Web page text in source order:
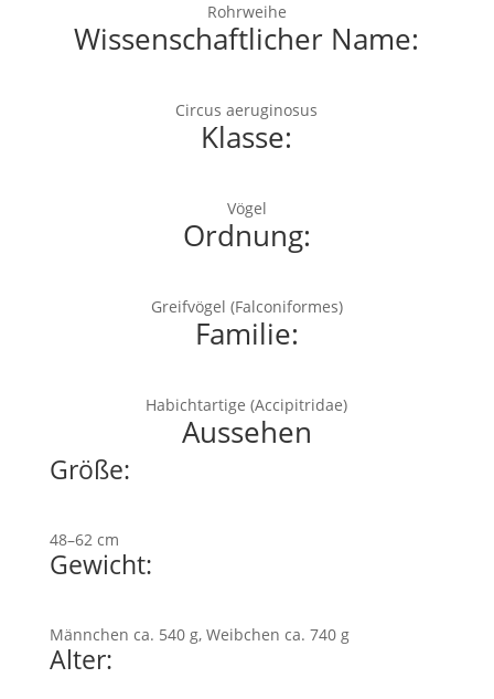
Rohrweihe
Wissenschaftlicher Name:
Circus aeruginosus
Klasse:
Vögel
Ordnung:
Greifvögel (Falconiformes)
Familie:
Habichtartige (Accipitridae)
Aussehen
Größe:
48–62 cm
Gewicht:
Männchen ca. 540 g, Weibchen ca. 740 g
Alter: